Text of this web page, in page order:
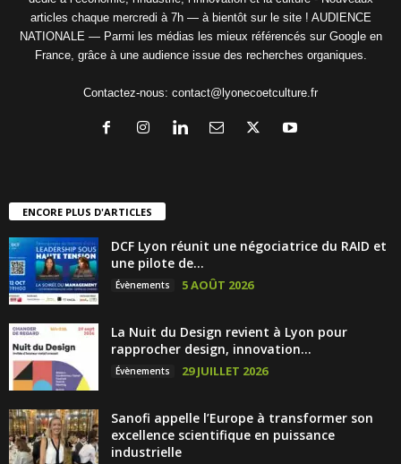
articles chaque mercredi à 7h — à bientôt sur le site ! AUDIENCE
NATIONALE — Parmi les médias les mieux référencés sur Google en
France, grâce à une audience issue des recherches organiques.
Contactez-nous: contact@lyonecoetculture.fr
ENCORE PLUS D'ARTICLES
DCF Lyon réunit une négociatrice du RAID et
une pilote de...
Évènements 5 AOÛT 2026
La Nuit du Design revient à Lyon pour
rapprocher design, innovation...
Évènements 29 JUILLET 2026
Sanofi appelle l’Europe à transformer son
excellence scientifique en puissance
industrielle